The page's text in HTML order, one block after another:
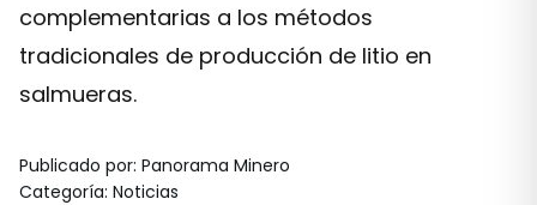
complementarias a los métodos
tradicionales de producción de litio en
salmueras.
Publicado por: Panorama Minero
Categoría: Noticias